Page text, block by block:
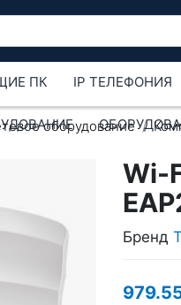
ПК IP ТЕЛЕФОНИЯ
оборудование
Wi-
Бренд